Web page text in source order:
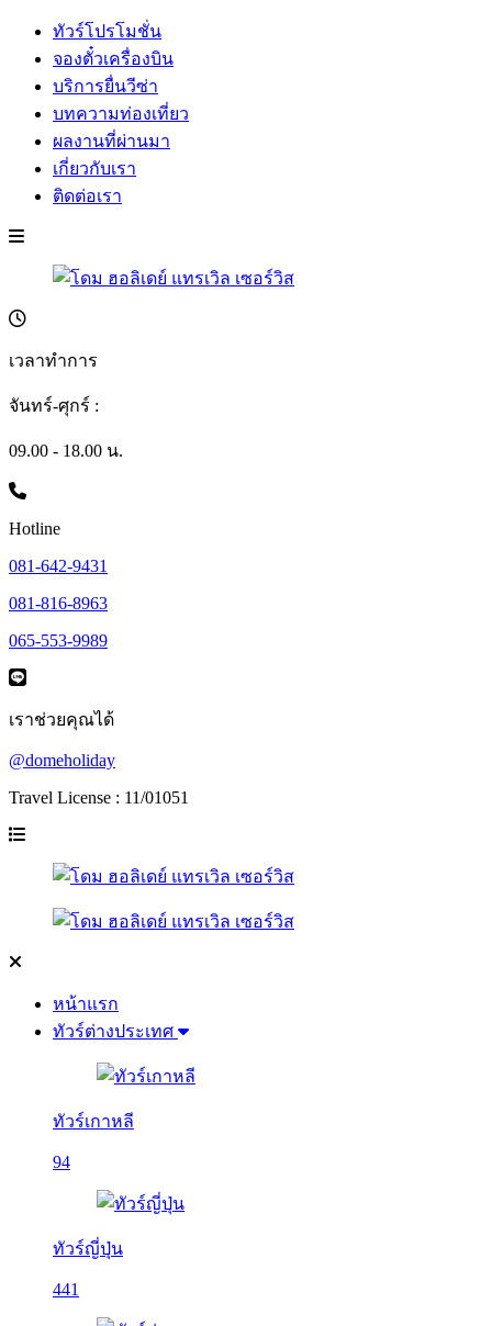
ทัวร์โปรโมชั่น
จองตั๋วเครื่องบิน
บริการยื่นวีซ่า
บทความท่องเที่ยว
ผลงานที่ผ่านมา
เกี่ยวกับเรา
ติดต่อเรา
เวลาทำการ
จันทร์-ศุกร์ :
09.00 - 18.00 น.
Hotline
081-642-9431
081-816-8963
065-553-9989
เราช่วยคุณได้
@domeholiday
Travel License : 11/01051
หน้าแรก
ทัวร์ต่างประเทศ
ทัวร์เกาหลี
94
ทัวร์ญี่ปุ่น
441